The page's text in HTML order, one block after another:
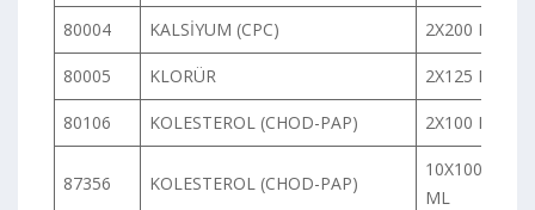
80004 KALSİYUM (CPC) 2X200 ML
80005 KLORÜR 2X125 ML
80106 KOLESTEROL (CHOD-PAP) 2X100 ML
87356 KOLESTEROL (CHOD-PAP)
10X100
ML